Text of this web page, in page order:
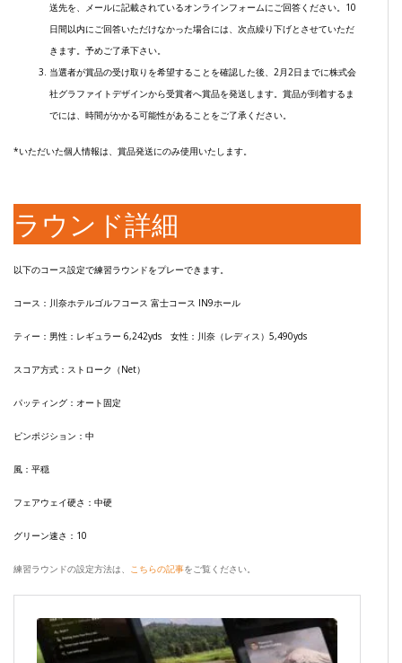
送先を、メールに記載されているオンラインフォームにご回答ください。10
日間以内にご回答いただけなかった場合には、次点繰り下げとさせていただ
きます。予めご了承下さい。
当選者が賞品の受け取りを希望することを確認した後、2月2日までに株式会
社グラファイトデザインから受賞者へ賞品を発送します。賞品が到着するま
でには、時間がかかる可能性があることをご了承ください。
*いただいた個人情報は、賞品発送にのみ使用いたします。
ラウンド詳細
以下のコース設定で練習ラウンドをプレーできます。
コース：川奈ホテルゴルフコース 富士コース IN9ホール
ティー：男性：レギュラー 6,242yds 女性：川奈（レディス）5,490yds
スコア方式：ストローク（Net）
パッティング：オート固定
ピンポジション：中
風：平穏
フェアウェイ硬さ：中硬
グリーン速さ：10
練習ラウンドの設定方法は、 こちらの記事をご覧ください。